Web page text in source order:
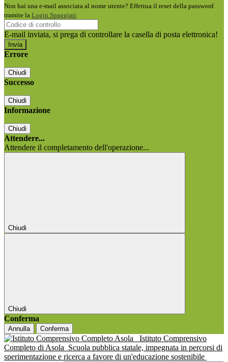
Non hai una e-mail associata al nome utente? Effettua il reset della password
tramite la Login Spaggiari
E-mail inviata, si prega di controllare la casella di posta elettronica!
Errore
Chiudi
Successo
Chiudi
Informazione
Chiudi
Attendere...
Attendere il completamento dell'operazione...
Chiudi
Chiudi
Conferma
Annulla Conferma
Istituto Comprensivo
Completo di Asola Scuola pubblica statale, impegnata in percorsi di
sperimentazione e ricerca a favore di un'educazione sostenibile